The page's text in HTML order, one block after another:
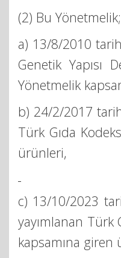
(2) Bu Yönetmelik;
a) 13/8/2010
Genetik Yapısı
Yönetmelik
b) 24/2/2017
Türk Gıda
ürünleri,
c) 13/10/2023
yayımlanan Türk
kapsamına giren